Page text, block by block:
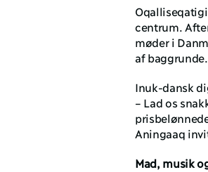
centrum.
møder i
af baggrunde.
Inuk-dansk
– Lad os
Aningaaq
Mad, musik